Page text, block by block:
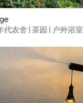
代农舍 | 茶园 | 户外浴室